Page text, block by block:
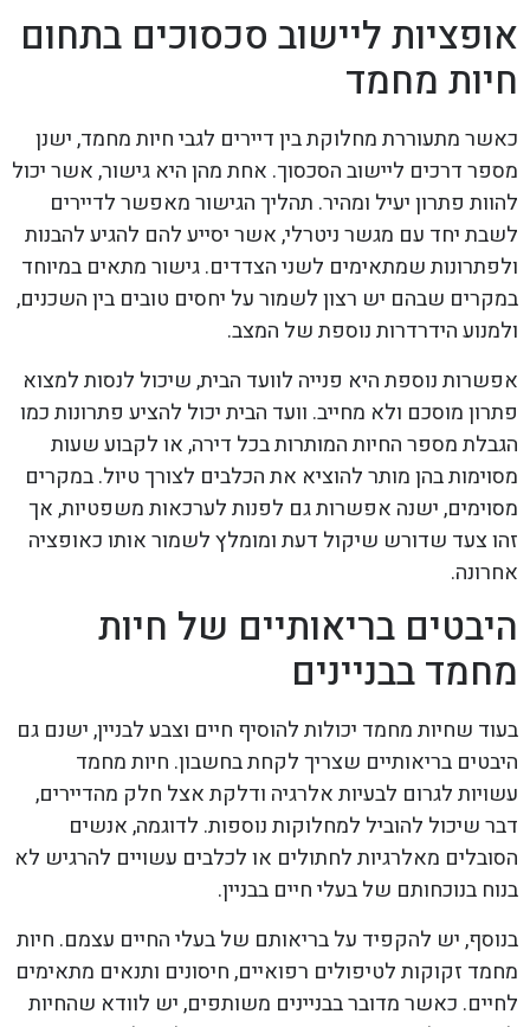
אופציות ליישוב סכסוכים בתחום
חיות מחמד
כאשר מתעוררת מחלוקת בין דיירים לגבי חיות מחמד, ישנן
מספר דרכים ליישוב הסכסוך. אחת מהן היא גישור, אשר יכול
להוות פתרון יעיל ומהיר. תהליך הגישור מאפשר לדיירים
לשבת יחד עם מגשר ניטרלי, אשר יסייע להם להגיע להבנות
ולפתרונות שמתאימים לשני הצדדים. גישור מתאים במיוחד
במקרים שבהם יש רצון לשמור על יחסים טובים בין השכנים,
ולמנוע הידרדרות נוספת של המצב.
אפשרות נוספת היא פנייה לוועד הבית, שיכול לנסות למצוא
פתרון מוסכם ולא מחייב. וועד הבית יכול להציע פתרונות כמו
הגבלת מספר החיות המותרות בכל דירה, או לקבוע שעות
מסוימות בהן מותר להוציא את הכלבים לצורך טיול. במקרים
מסוימים, ישנה אפשרות גם לפנות לערכאות משפטיות, אך
זהו צעד שדורש שיקול דעת ומומלץ לשמור אותו כאופציה
אחרונה.
היבטים בריאותיים של חיות
מחמד בבניינים
בעוד שחיות מחמד יכולות להוסיף חיים וצבע לבניין, ישנם גם
היבטים בריאותיים שצריך לקחת בחשבון. חיות מחמד
עשויות לגרום לבעיות אלרגיה ודלקת אצל חלק מהדיירים,
דבר שיכול להוביל למחלוקות נוספות. לדוגמה, אנשים
הסובלים מאלרגיות לחתולים או לכלבים עשויים להרגיש לא
בנוח בנוכחותם של בעלי חיים בבניין.
בנוסף, יש להקפיד על בריאותם של בעלי החיים עצמם. חיות
מחמד זקוקות לטיפולים רפואיים, חיסונים ותנאים מתאימים
לחיים. כאשר מדובר בבניינים משותפים, יש לוודא שהחיות